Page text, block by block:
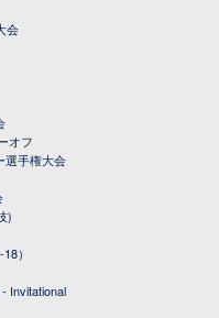
会
オフ
選手権大会
)
）
Invitational